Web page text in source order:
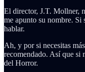
El director, J.T. Mollner,
me apunto su nombre. Si
hablar.
Ah, y por si necesitas
recomendado. Así que si
del Horror.